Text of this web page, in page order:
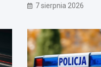
7 sierpnia 2026